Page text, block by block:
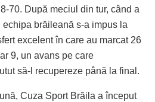
70. După meciul din tur, când a
brăileană s-a impus la
excelent în care au marcat 26
9, un avans pe care
să-l recupereze până la final.
Cuza Sport Brăila a început